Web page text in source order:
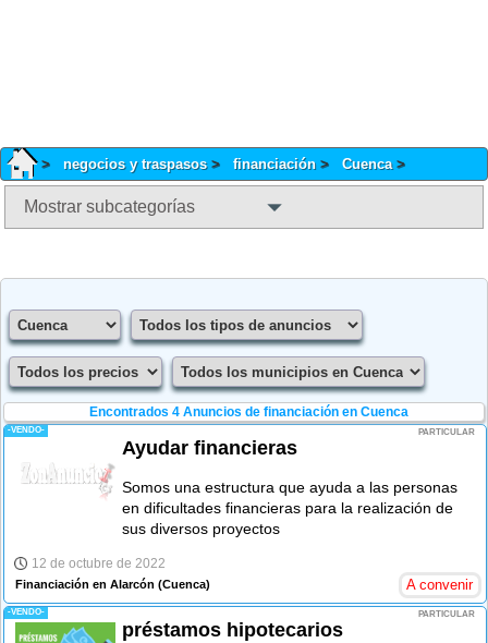
negocios y traspasos financiación Cuenca
Mostrar subcategorías
Encontrados 4 Anuncios de financiación en Cuenca
-VENDO- PARTICULAR
Ayudar financieras
Somos una estructura que ayuda a las personas
en dificultades financieras para la realización de
sus diversos proyectos
12 de octubre de 2022
Financiación en Alarcón (Cuenca) A convenir
-VENDO- PARTICULAR
préstamos hipotecarios